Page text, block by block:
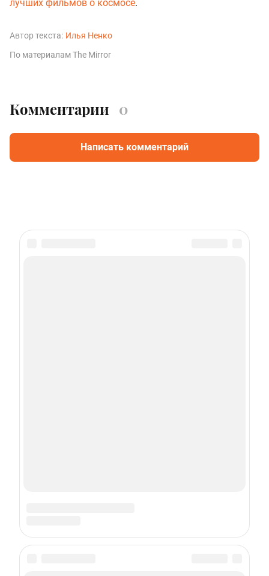
лучших фильмов о космосе.
Автор текста: Илья Ненко
По материалам The Mirror
Комментарии 0
Написать комментарий